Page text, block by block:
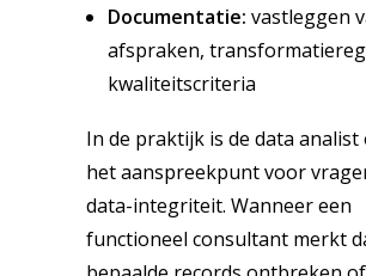
Documentatie: vastleggen
afspraken,
kwaliteitscriteria
In de praktijk is de data analist
het aanspreekpunt voor
data-integriteit. Wanneer een
functioneel consultant merkt